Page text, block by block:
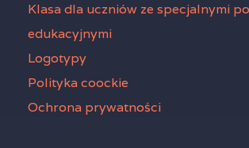
Klasa dla uczniów ze specjalnymi
edukacyjnymi
Logotypy
Polityka coockie
Ochrona prywatności